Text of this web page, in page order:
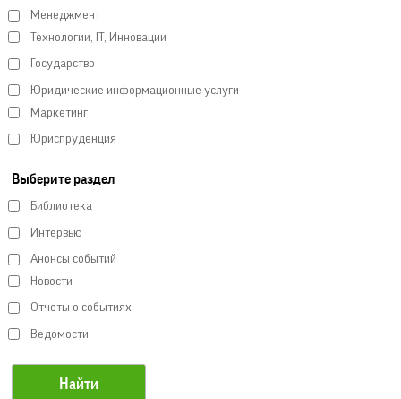
Менеджмент
Технологии, IT, Инновации
Государство
Юридические информационные услуги
Маркетинг
Юриспруденция
Выберите раздел
Библиотека
Интервью
Анонсы событий
Новости
Отчеты о событиях
Ведомости